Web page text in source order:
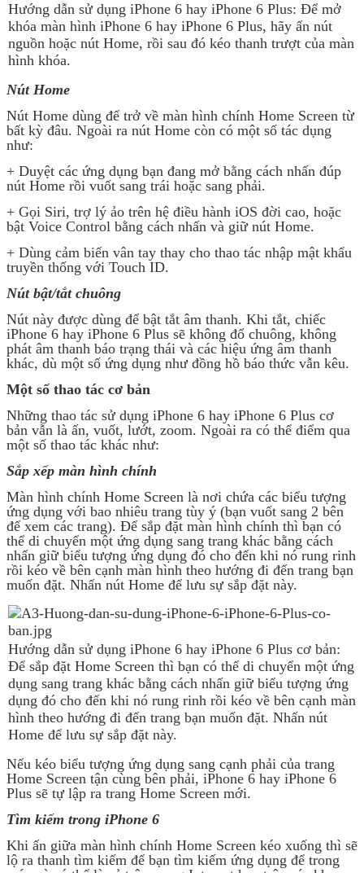
Hướng dẫn sử dụng iPhone 6 hay iPhone 6 Plus: Để mở
khóa màn hình iPhone 6 hay iPhone 6 Plus, hãy ấn nút
nguồn hoặc nút Home, rồi sau đó kéo thanh trượt của màn
hình khóa.
Nút Home
Nút Home dùng để trở về màn hình chính Home Screen từ
bất kỳ đâu. Ngoài ra nút Home còn có một số tác dụng
như:
+ Duyệt các ứng dụng bạn đang mở bằng cách nhấn đúp
nút Home rồi vuốt sang trái hoặc sang phải.
+ Gọi Siri, trợ lý ảo trên hệ điều hành iOS đời cao, hoặc
bật Voice Control bằng cách nhấn và giữ nút Home.
+ Dùng cảm biến vân tay thay cho thao tác nhập mật khẩu
truyền thống với Touch ID.
Nút bật/tắt chuông
Nút này được dùng để bật tắt âm thanh. Khi tắt, chiếc
iPhone 6 hay iPhone 6 Plus sẽ không đổ chuông, không
phát âm thanh báo trạng thái và các hiệu ứng âm thanh
khác, dù một số ứng dụng như đồng hồ báo thức vẫn kêu.
Một số thao tác cơ bản
Những thao tác sử dụng iPhone 6 hay iPhone 6 Plus cơ
bản vẫn là ấn, vuốt, lướt, zoom. Ngoài ra có thể điểm qua
một số thao tác khác như:
Sắp xếp màn hình chính
Màn hình chính Home Screen là nơi chứa các biểu tượng
ứng dụng với bao nhiêu trang tùy ý (bạn vuốt sang 2 bên
để xem các trang). Để sắp đặt màn hình chính thì bạn có
thể di chuyển một ứng dụng sang trang khác bằng cách
nhấn giữ biểu tượng ứng dụng đó cho đến khi nó rung rinh
rồi kéo về bên cạnh màn hình theo hướng đi đến trang bạn
muốn đặt. Nhấn nút Home để lưu sự sắp đặt này.
Hướng dẫn sử dụng iPhone 6 hay iPhone 6 Plus cơ bản:
Để sắp đặt Home Screen thì bạn có thể di chuyển một ứng
dụng sang trang khác bằng cách nhấn giữ biểu tượng ứng
dụng đó cho đến khi nó rung rinh rồi kéo về bên cạnh màn
hình theo hướng đi đến trang bạn muốn đặt. Nhấn nút
Home để lưu sự sắp đặt này.
Nếu kéo biểu tượng ứng dụng sang cạnh phải của trang
Home Screen tận cùng bên phải, iPhone 6 hay iPhone 6
Plus sẽ tự lập ra trang Home Screen mới.
Tìm kiếm trong iPhone 6
Khi ấn giữa màn hình chính Home Screen kéo xuống thì sẽ
lộ ra thanh tìm kiếm để bạn tìm kiếm ứng dụng để trong